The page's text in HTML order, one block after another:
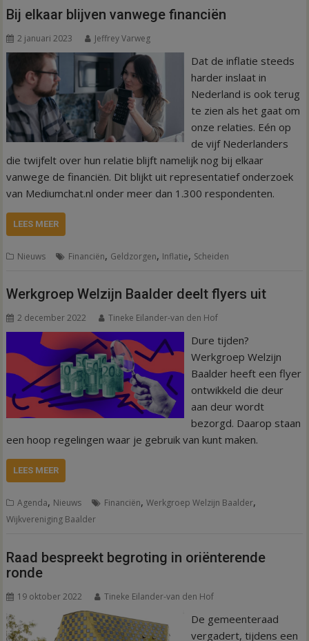
Bij elkaar blijven vanwege financiën
2 januari 2023 Jeffrey Varweg
Dat de inflatie steeds
harder inslaat in
Nederland is ook terug
te zien als het gaat om
onze relaties. Eén op
de vijf Nederlanders
die twijfelt over hun relatie blijft namelijk nog bij elkaar
vanwege de financiën. Dit blijkt uit representatief onderzoek
van Mediumchat.nl onder meer dan 1.300 respondenten.
LEES MEER
Nieuws Financiën, Geldzorgen, Inflatie, Scheiden
Werkgroep Welzijn Baalder deelt flyers uit
2 december 2022 Tineke Eilander-van den Hof
Dure tijden?
Werkgroep Welzijn
Baalder heeft een flyer
ontwikkeld die deur
aan deur wordt
bezorgd. Daarop staan
een hoop regelingen waar je gebruik van kunt maken.
LEES MEER
Agenda, Nieuws Financiën,Werkgroep Welzijn Baalder,
Wijkvereniging Baalder
Raad bespreekt begroting in oriënterende
ronde
19 oktober 2022 Tineke Eilander-van den Hof
De gemeenteraad
vergadert, tijdens een